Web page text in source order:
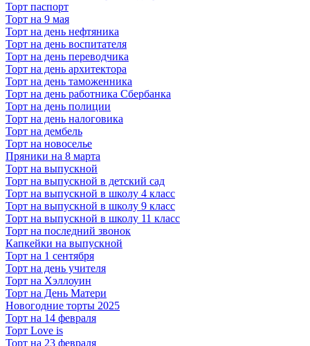
Торт паспорт
Торт на 9 мая
Торт на день нефтяника
Торт на день воспитателя
Торт на день переводчика
Торт на день архитектора
Торт на день таможенника
Торт на день работника Сбербанка
Торт на день полиции
Торт на день налоговика
Торт на дембель
Торт на новоселье
Пряники на 8 марта
Торт на выпускной
Торт на выпускной в детский сад
Торт на выпускной в школу 4 класс
Торт на выпускной в школу 9 класс
Торт на выпускной в школу 11 класс
Торт на последний звонок
Капкейки на выпускной
Торт на 1 сентября
Торт на день учителя
Торт на Хэллоуин
Торт на День Матери
Новогодние торты 2025
Торт на 14 февраля
Торт Love is
Торт на 23 февраля